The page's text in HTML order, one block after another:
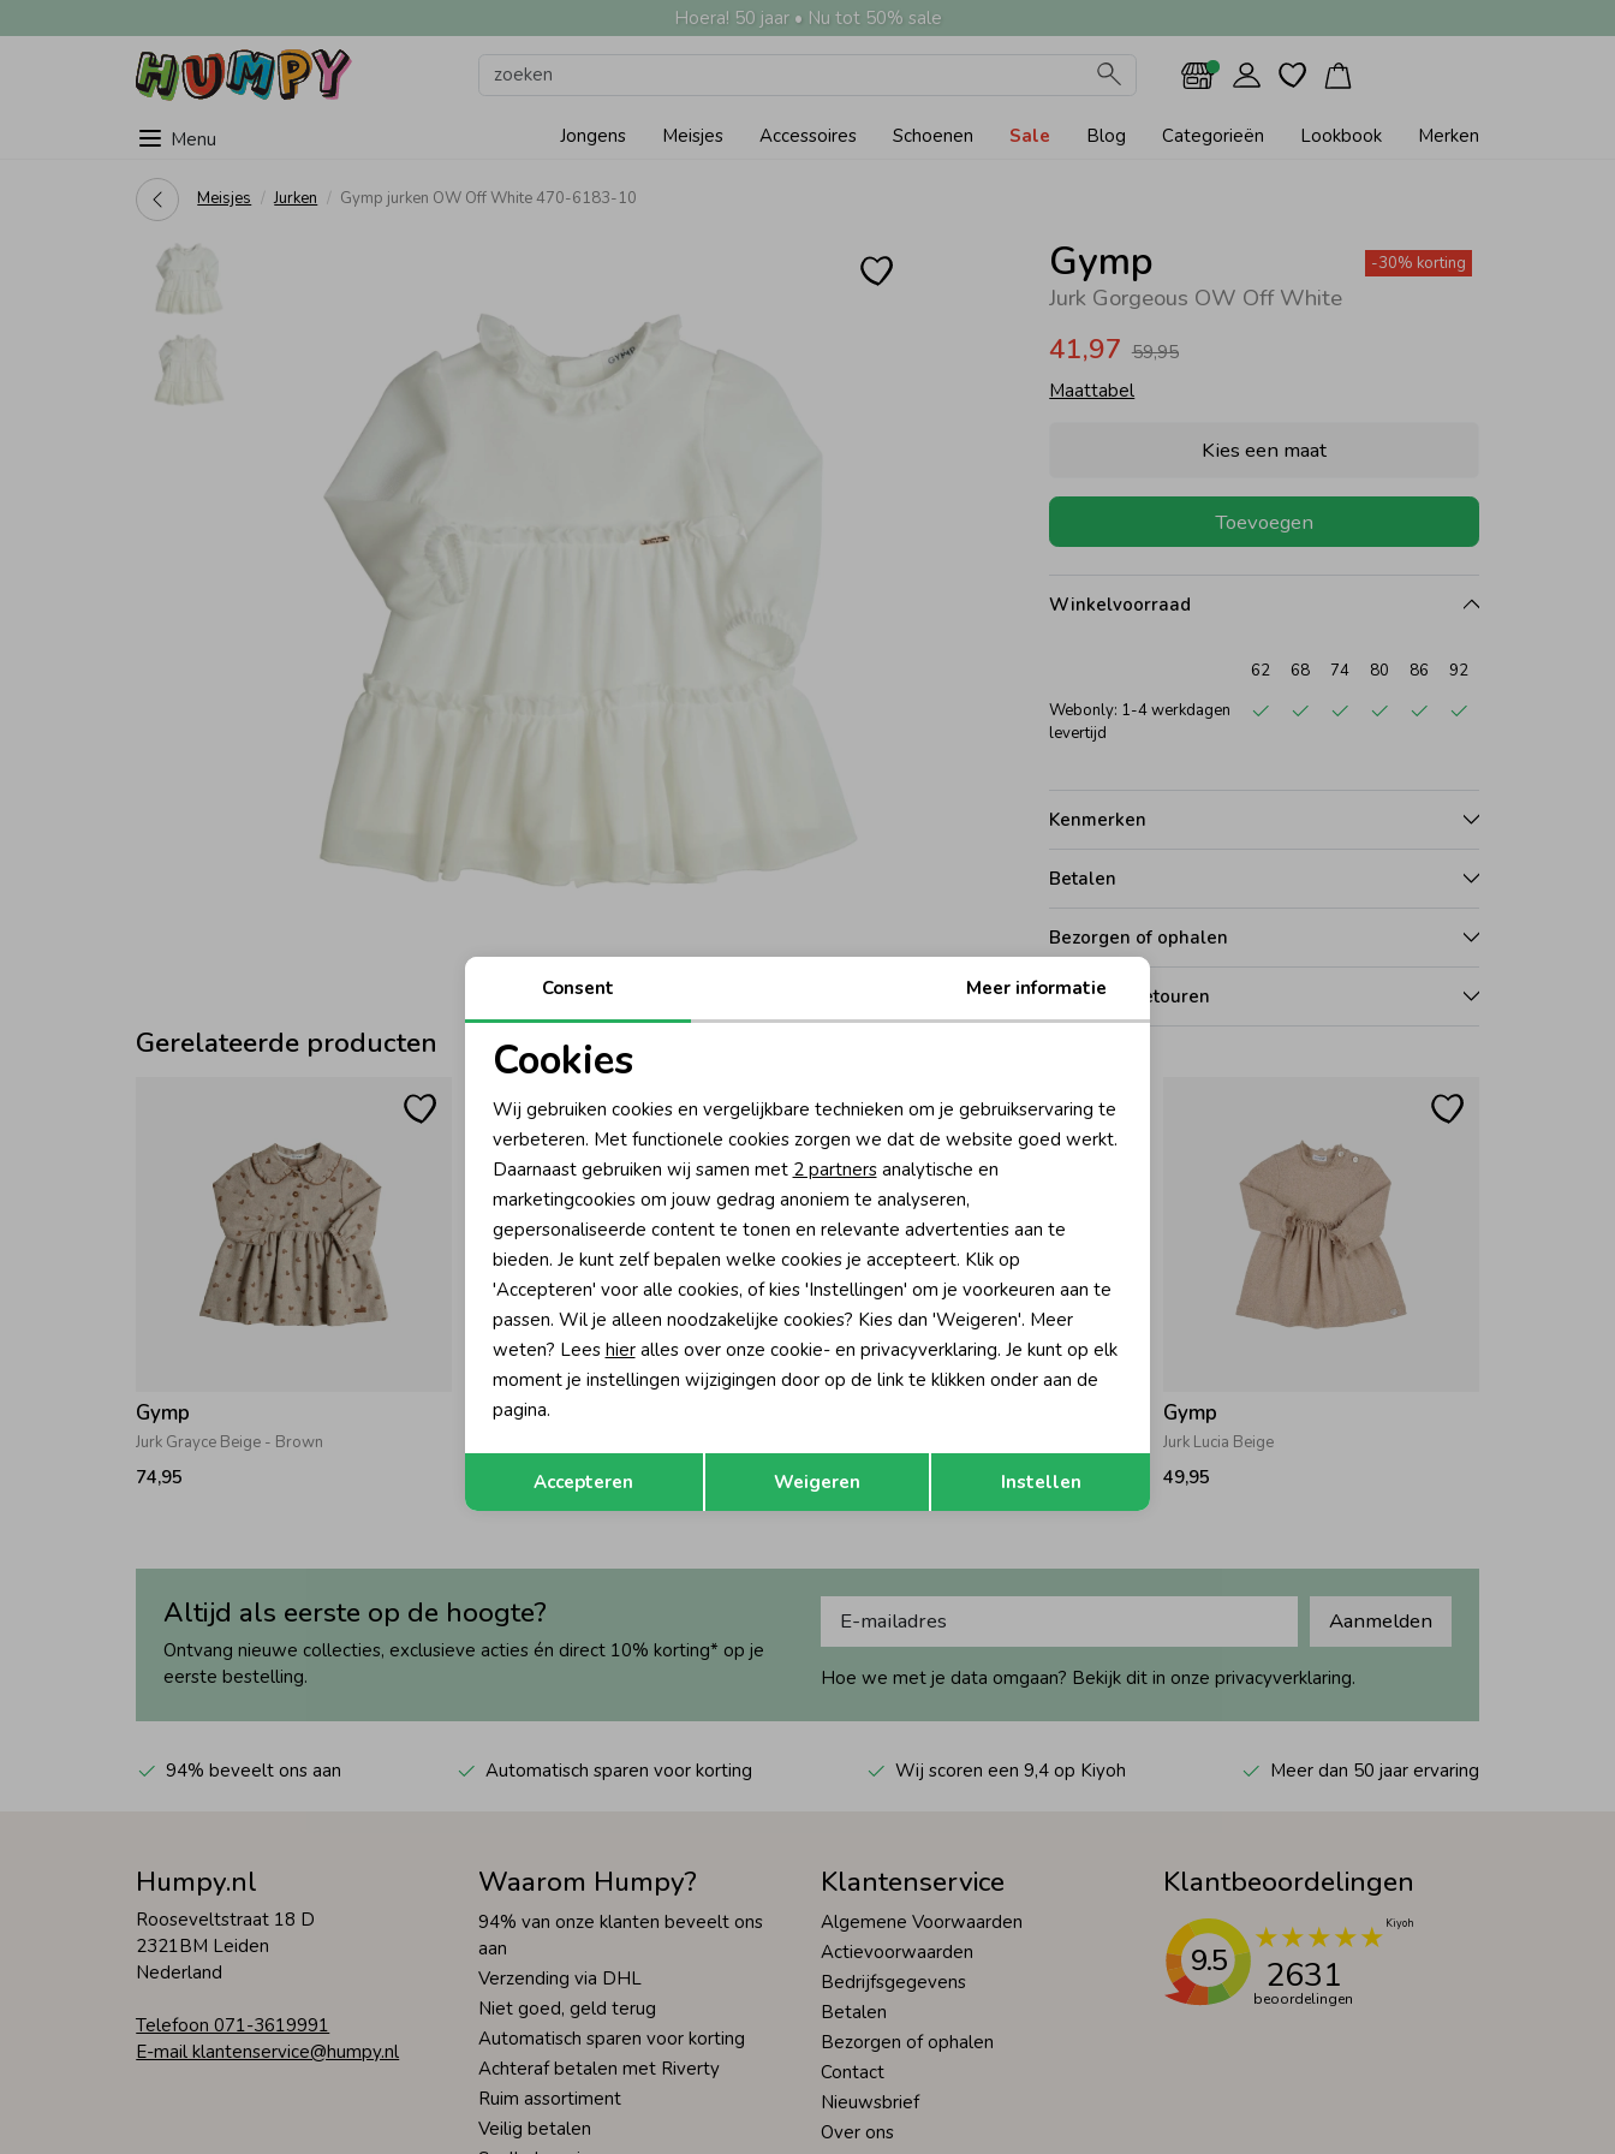
Hoera! 50 jaar • Nu tot 50% sale
Menu Jongens Meisjes Accessoires Schoenen Sale Blog Categorieën Lookbook Merken
Meisjes Jurken Gymp jurken OW Off White 470-6183-10
Gymp
Jurk Gorgeous OW Off White
-30% korting
41,97 59,95
Maattabel
Kies een maat
Toevoegen
Winkelvoorraad
62 68 74 80 86
92
Webonly: 1-4 werkdagen
levertijd
Kenmerken
Betalen
Bezorgen of ophalen
Ruilen en retouren
Gerelateerde producten
Gymp
Jurk Grayce Beige - Brown
74,95
Gymp
54,95
Gymp
Jurk Lucia Beige
49,95
Altijd als eerste op de hoogte?
Ontvang nieuwe collecties, exclusieve acties én direct 10% korting* op je
eerste bestelling.
Aanmelden
Hoe we met je data omgaan? Bekijk dit in onze privacyverklaring.
94% beveelt ons aan Automatisch sparen voor korting Wij scoren een 9,4 op Kiyoh Meer dan 50 jaar ervaring
Humpy.nl
Rooseveltstraat 18 D
2321BM Leiden
Nederland
Telefoon 071-3619991
E-mail klantenservice@humpy.nl
Waarom Humpy?
94% van onze klanten beveelt ons
aan
Verzending via DHL
Niet goed, geld terug
Automatisch sparen voor korting
Achteraf betalen met Riverty
Ruim assortiment
Veilig betalen
Klantenservice
Algemene Voorwaarden
Actievoorwaarden
Bedrijfsgegevens
Betalen
Bezorgen of ophalen
Contact
Nieuwsbrief
Over ons
Klantbeoordelingen
9.5 2631
beoordelingen
Noodzakelijke cookies
Analytische cookies Marketing cookies
Terug Opslaan
Consent Meer informatie
Cookies
Wij gebruiken cookies en vergelijkbare technieken om je gebruikservaring te
verbeteren. Met functionele cookies zorgen we dat de website goed werkt.
Daarnaast gebruiken wij samen met 2 partnersanalytische en
marketingcookies om jouw gedrag anoniem te analyseren,
gepersonaliseerde content te tonen en relevante advertenties aan te
bieden. Je kunt zelf bepalen welke cookies je accepteert. Klik op
'Accepteren' voor alle cookies, of kies 'Instellingen' om je voorkeuren aan te
passen. Wil je alleen noodzakelijke cookies? Kies dan 'Weigeren'. Meer
weten? Lees hieralles over onze cookie- en privacyverklaring. Je kunt op elk
moment je instellingen wijzigingen door op de link te klikken onder aan de
pagina.
Accepteren Weigeren Instellen